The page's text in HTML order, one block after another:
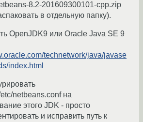
8.2-201609300101-cpp.zip
в отдельную папку).
OpenJDK9 или Oracle Java SE 9
technetwork/java/javase
index.html
netbeans.conf на
этого JDK - просто
и исправить путь к